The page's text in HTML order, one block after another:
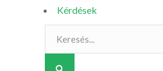
Kérdések